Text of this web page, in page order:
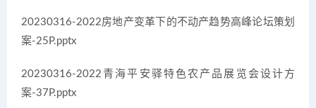
20230316-2022房地产变革下的不动产趋势高峰论坛策划
案-25P.pptx
20230316-2022青海平安驿特色农产品展览会设计方
案-37P.pptx